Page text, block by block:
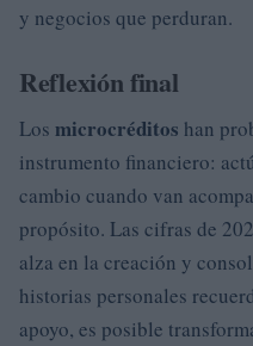
y negocios que perduran.
Reflexión final
Los microcréditos han
instrumento financiero:
cambio cuando van
propósito. Las cifras de
alza en la creación y
historias personales
apoyo, es posible